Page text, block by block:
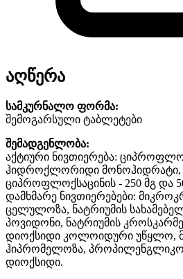
აღწერა
სამკურნალო ფორმა:
შემოგარსული ტაბლეტები
შემადგენლობა:
აქტიური ნივთიერება:
ჰიდროქლორიდი მონოჰიდრატი,
ციპროფლოქსაცინის - 250 მგ და
დამხმარე ნივთიერებები:
ცელულოზა, ნატრიუმის
პოვიდონი, ნატრიუმის
დიოქსიდი კოლოიდური უწყლო,
ჰიპრომელოზა,
დიოქსიდი.